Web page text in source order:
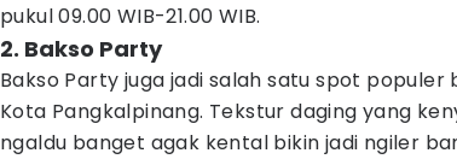
pukul 09.00 WIB-21.00 WIB.
2. Bakso Party
Bakso Party juga jadi salah satu spot populer
Kota Pangkalpinang. Tekstur daging yang
ngaldu banget agak kental bikin jadi ngiler